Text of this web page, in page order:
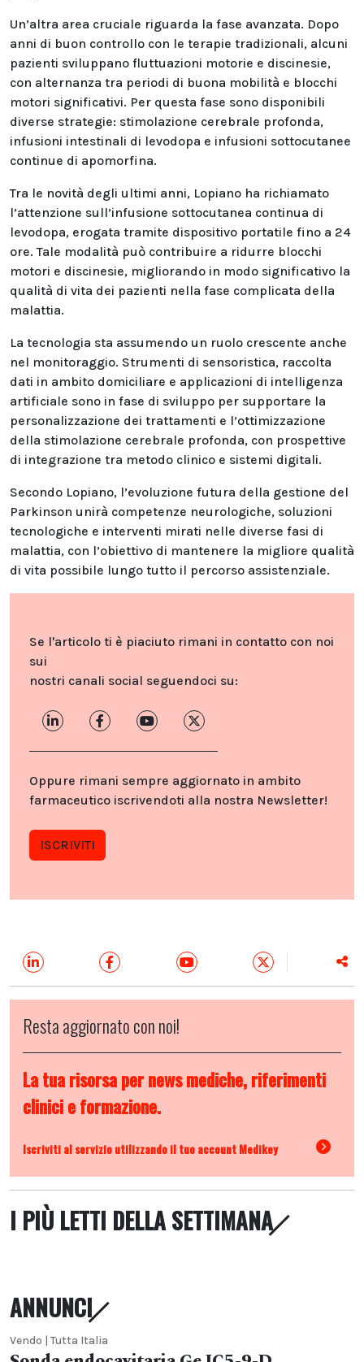
Un’altra area cruciale riguarda la fase avanzata. Dopo
anni di buon controllo con le terapie tradizionali, alcuni
pazienti sviluppano fluttuazioni motorie e discinesie,
con alternanza tra periodi di buona mobilità e blocchi
motori significativi. Per questa fase sono disponibili
diverse strategie: stimolazione cerebrale profonda,
infusioni intestinali di levodopa e infusioni sottocutanee
continue di apomorfina.
Tra le novità degli ultimi anni, Lopiano ha richiamato
l’attenzione sull’infusione sottocutanea continua di
levodopa, erogata tramite dispositivo portatile fino a 24
ore. Tale modalità può contribuire a ridurre blocchi
motori e discinesie, migliorando in modo significativo la
qualità di vita dei pazienti nella fase complicata della
malattia.
La tecnologia sta assumendo un ruolo crescente anche
nel monitoraggio. Strumenti di sensoristica, raccolta
dati in ambito domiciliare e applicazioni di intelligenza
artificiale sono in fase di sviluppo per supportare la
personalizzazione dei trattamenti e l’ottimizzazione
della stimolazione cerebrale profonda, con prospettive
di integrazione tra metodo clinico e sistemi digitali.
Secondo Lopiano, l’evoluzione futura della gestione del
Parkinson unirà competenze neurologiche, soluzioni
tecnologiche e interventi mirati nelle diverse fasi di
malattia, con l’obiettivo di mantenere la migliore qualità
di vita possibile lungo tutto il percorso assistenziale.
Se l'articolo ti è piaciuto rimani in contatto con noi
sui
nostri canali social seguendoci su:
Oppure rimani sempre aggiornato in ambito
farmaceutico iscrivendoti alla nostra Newsletter!
ISCRIVITI
Resta aggiornato con noi!
La tua risorsa per news mediche, riferimenti
clinici e formazione.
Iscriviti al servizio utilizzando il tuo account Medikey
I PIÙ LETTI DELLA SETTIMANA
ANNUNCI
Vendo | Tutta Italia